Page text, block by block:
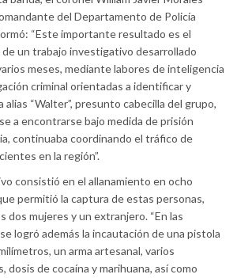
del Departamento de Policía
“Este importante resultado es el
un trabajo investigativo desarrollado
meses, mediante labores de inteligencia
criminal orientadas a identificar y
alias “Walter”, presunto cabecilla del grupo,
a encontrarse bajo medida de prisión
continuaba coordinando el tráfico de
en la región”.
consistió en el allanamiento en ocho
permitió la captura de estas personas,
dos mujeres y un extranjero. “En las
logró además la incautación de una pistola
un arma artesanal, varios
dosis de cocaína y marihuana, así como